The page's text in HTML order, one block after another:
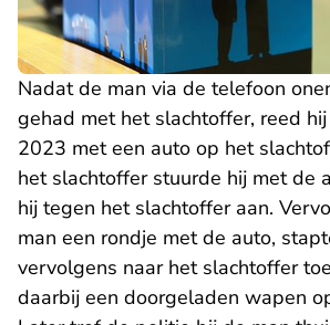
Nadat de man via de telefoon
gehad met het slachtoffer, reed
2023 met een auto op het
het slachtoffer stuurde hij met de
hij tegen het slachtoffer aan.
man een rondje met de auto,
vervolgens naar het slachtoffer
daarbij een doorgeladen wapen